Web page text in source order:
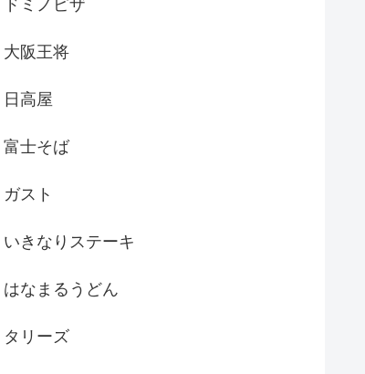
ドミノピザ
大阪王将
日高屋
富士そば
ガスト
いきなりステーキ
はなまるうどん
タリーズ